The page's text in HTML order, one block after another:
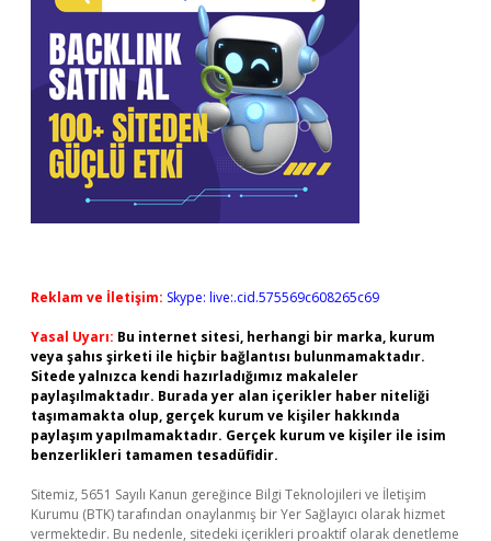
Reklam ve İletişim: Skype: live:.cid.575569c608265c69
Yasal Uyarı: Bu internet sitesi, herhangi bir marka, kurum
veya şahıs şirketi ile hiçbir bağlantısı bulunmamaktadır.
Sitede yalnızca kendi hazırladığımız makaleler
paylaşılmaktadır. Burada yer alan içerikler haber niteliği
taşımamakta olup, gerçek kurum ve kişiler hakkında
paylaşım yapılmamaktadır. Gerçek kurum ve kişiler ile isim
benzerlikleri tamamen tesadüfidir.
Sitemiz, 5651 Sayılı Kanun gereğince Bilgi Teknolojileri ve İletişim
Kurumu (BTK) tarafından onaylanmış bir Yer Sağlayıcı olarak hizmet
vermektedir. Bu nedenle, sitedeki içerikleri proaktif olarak denetleme